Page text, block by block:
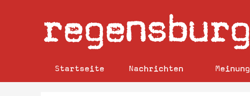
regensburg
Startseite Nachrichten Meinung